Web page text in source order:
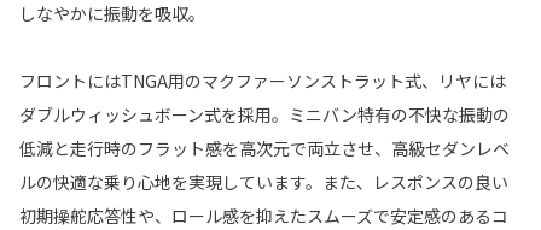
しなやかに振動を吸収。
フロントにはTNGA用のマクファーソンストラット式、リヤには
ダブルウィッシュボーン式を採用。ミニバン特有の不快な振動の
低減と走行時のフラット感を高次元で両立させ、高級セダンレベ
ルの快適な乗り心地を実現しています。また、レスポンスの良い
初期操舵応答性や、ロール感を抑えたスムーズで安定感のあるコ